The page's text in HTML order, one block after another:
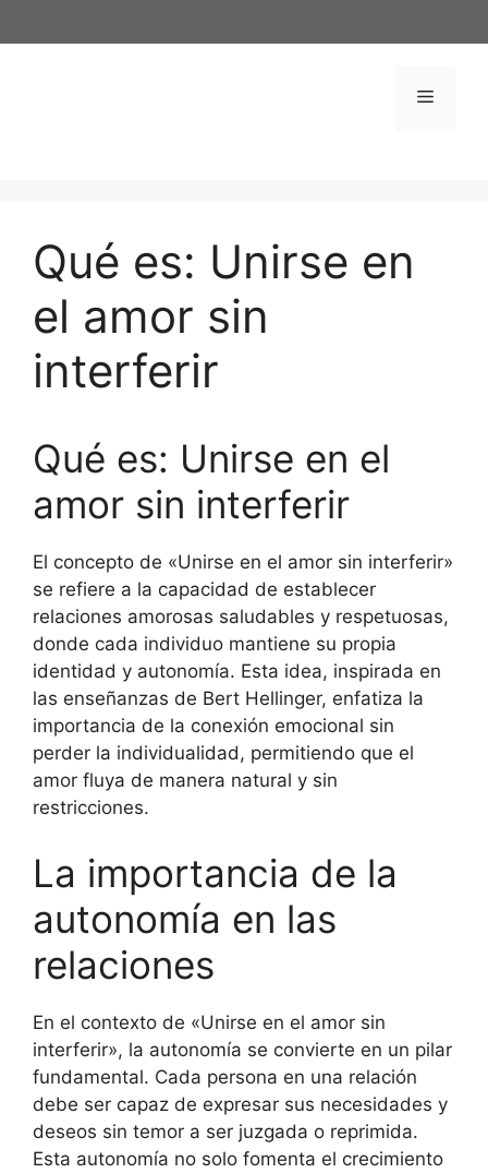
al
Menú
Qué es: Unirse en
el amor sin
interferir
Qué es: Unirse en el
amor sin interferir
El concepto de «Unirse en el amor sin interferir»
se refiere a la capacidad de establecer
relaciones amorosas saludables y respetuosas,
donde cada individuo mantiene su propia
identidad y autonomía. Esta idea, inspirada en
las enseñanzas de Bert Hellinger, enfatiza la
importancia de la conexión emocional sin
perder la individualidad, permitiendo que el
amor fluya de manera natural y sin
restricciones.
La importancia de la
autonomía en las
relaciones
En el contexto de «Unirse en el amor sin
interferir», la autonomía se convierte en un pilar
fundamental. Cada persona en una relación
debe ser capaz de expresar sus necesidades y
deseos sin temor a ser juzgada o reprimida.
Esta autonomía no solo fomenta el crecimiento